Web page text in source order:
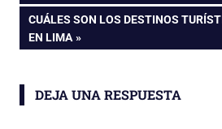
de
entradas
ENTRADA
SIGUIENTE:
CUÁLES SON LOS DESTINOS
EN LIMA
DEJA UNA RESPUESTA